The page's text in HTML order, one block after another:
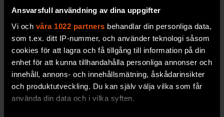
Ansvarsfull användning av dina uppgifter
Vi och våra 1022 partners behandlar din personliga data,
som t.ex. ditt IP-nummer, och använder teknologi såsom
cookies för att lagra och få tillgång till information på din
enhet för att kunna tillhandahålla personliga annonser och
innehåll, annons- och innehållsmätning, åskådarinsikter
och produktutveckling. Du kan själv välja vilka som får
använda din data och i vilka syften.
forskning
om
miljögifter
Miljöprovbanken vid
Naturhistoriska
riksmuseet är en av
världens äldsta och
mest omfattande. Nu